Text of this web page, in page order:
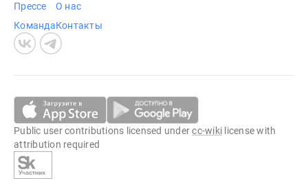
Прессе
Команда
О нас
Контакты
Public user contributions licensed undercc-wiki license with
attribution required